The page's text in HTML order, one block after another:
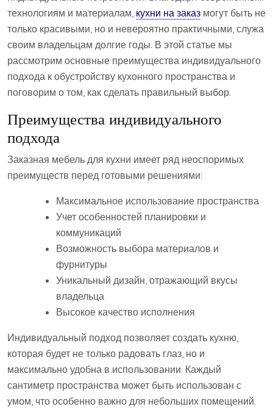
технологиям и материалам, кухни на заказ могут быть не
только красивыми, но и невероятно практичными, служа
своим владельцам долгие годы. В этой статье мы
рассмотрим основные преимущества индивидуального
подхода к обустройству кухонного пространства и
поговорим о том, как сделать правильный выбор.
Преимущества индивидуального
подхода
Заказная мебель для кухни имеет ряд неоспоримых
преимуществ перед готовыми решениями:
Максимальное использование пространства
Учет особенностей планировки и
коммуникаций
Возможность выбора материалов и
фурнитуры
Уникальный дизайн, отражающий вкусы
владельца
Высокое качество исполнения
Индивидуальный подход позволяет создать кухню,
которая будет не только радовать глаз, но и
максимально удобна в использовании. Каждый
сантиметр пространства может быть использован с
умом, что особенно важно для небольших помещений.